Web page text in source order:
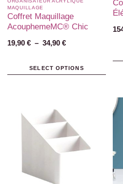
MAQUILLAGE
Coffret Maquillage
AcouphemeMC® Chic
19,90 € – 34,90 €
SELECT OPTIONS